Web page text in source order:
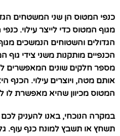
כנפי המטוס הן שני המשטחים
מגוף המטוס כדי לייצר עילוי.
הגדולים והשטוחים הנמשכים
הכנפיים מותקנות משני צידי
מספר חלקים שונים המאפשרים
אותם מטה, ויוצרים עילוי. הכנף
המטוס מכיוון שהיא מאפשרת לו
במקרה הנוכחי, באנו להעניק
תשחץ או תשבץ למונח כנף עוף.